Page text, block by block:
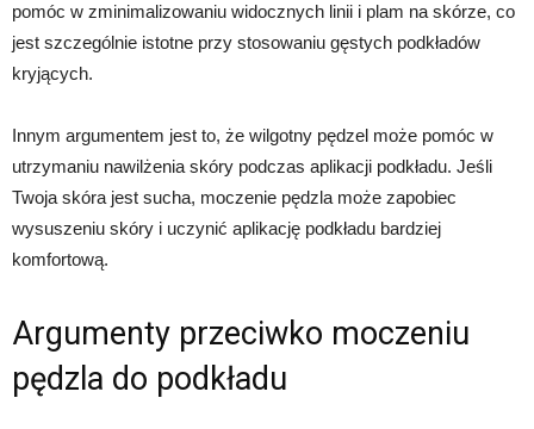
pomóc w zminimalizowaniu widocznych linii i plam na skórze, co
jest szczególnie istotne przy stosowaniu gęstych podkładów
kryjących.
Innym argumentem jest to, że wilgotny pędzel może pomóc w
utrzymaniu nawilżenia skóry podczas aplikacji podkładu. Jeśli
Twoja skóra jest sucha, moczenie pędzla może zapobiec
wysuszeniu skóry i uczynić aplikację podkładu bardziej
komfortową.
Argumenty przeciwko moczeniu
pędzla do podkładu